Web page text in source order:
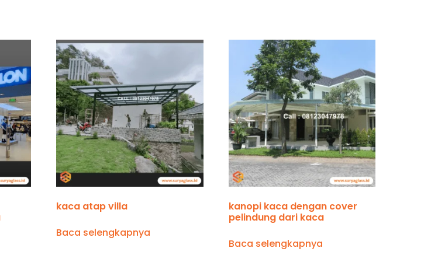
kaca atap villa
Baca selengkapnya
kanopi kaca dengan cover
pelindung dari kaca
Baca selengkapnya